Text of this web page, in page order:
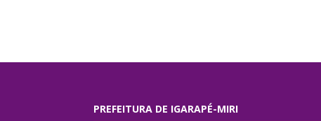
PREFEITURA DE IGARAPÉ-MIRI